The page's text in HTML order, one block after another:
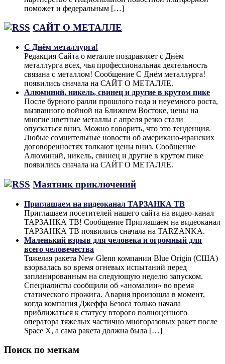
поможет и федеральным […]
САЙТ О МЕТАЛЛЕ
С Днём металлурга!
Редакция Сайта о металле поздравляет с Днём
металлурга всех, чья профессиональная деятельность
связана с металлом! Сообщение С Днём металлурга!
появились сначала на САЙТ О МЕТАЛЛЕ.
Алюминий, никель, свинец и другие в крутом пике
После бурного ралли прошлого года и неуемного роста,
вызванного войной на Ближнем Востоке, цены на
многие цветные металлы с апреля резко стали
опускаться вниз. Можно говорить, что это тенденция.
Любые сомнительные новости об американо-иранских
договоренностях толкают цены вниз. Сообщение
Алюминий, никель, свинец и другие в крутом пике
появились сначала на САЙТ О МЕТАЛЛЕ.
Маятник приключений
Приглашаем на видеоканал ТАРЗАНКА ТВ
Приглашаем посетителей нашего сайта на видео-канал
ТАРЗАНКА ТВ! Сообщение Приглашаем на видеоканал
ТАРЗАНКА ТВ появились сначала на TARZANKA.
Маленький взрыв для человека и огромный для
всего человечества
Тяжелая ракета New Glenn компании Blue Origin (США)
взорвалась во время огневых испытаний перед
запланированным на следующую неделю запуском.
Специалисты сообщили об «аномалии» во время
статического прожига. Авария произошла в момент,
когда компания Джеффа Безоса только начала
приближаться к статусу второго полноценного
оператора тяжелых частично многоразовых ракет после
Space X, а сама ракета должна была […]
Поиск по меткам